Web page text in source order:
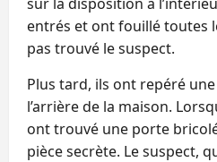
entrés et ont fouillé toutes
pas trouvé le suspect.
Plus tard, ils ont repéré
l’arrière de la maison.
ont trouvé une porte
pièce secrète. Le suspect,